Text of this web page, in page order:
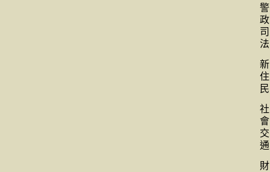
警
政
司
法
新
住
民
社
會
交
通
財